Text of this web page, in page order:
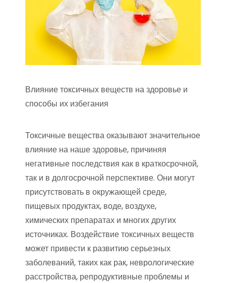
Влияние токсичных веществ на здоровье и
способы их избегания
Токсичные вещества оказывают значительное
влияние на наше здоровье, причиняя
негативные последствия как в краткосрочной,
так и в долгосрочной перспективе. Они могут
присутствовать в окружающей среде,
пищевых продуктах, воде, воздухе,
химических препаратах и многих других
источниках. Воздействие токсичных веществ
может привести к развитию серьезных
заболеваний, таких как рак, неврологические
расстройства, репродуктивные проблемы и